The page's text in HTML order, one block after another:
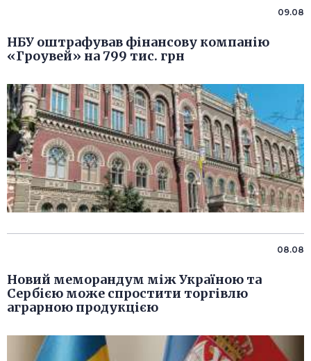
09.08
НБУ оштрафував фінансову компанію
«Гроувей» на 799 тис. грн
08.08
Новий меморандум між Україною та
Сербією може спростити торгівлю
аграрною продукцією